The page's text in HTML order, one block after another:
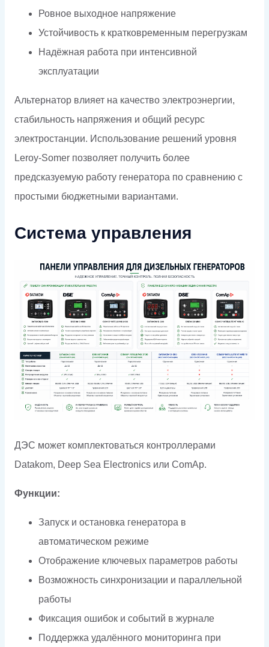
Ровное выходное напряжение
Устойчивость к кратковременным перегрузкам
Надёжная работа при интенсивной
эксплуатации
Альтернатор влияет на качество электроэнергии,
стабильность напряжения и общий ресурс
электростанции. Использование решений уровня
Leroy-Somer позволяет получить более
предсказуемую работу генератора по сравнению с
простыми бюджетными вариантами.
Система управления
ДЭС может комплектоваться контроллерами
Datakom, Deep Sea Electronics или ComAp.
Функции:
Запуск и остановка генератора в
автоматическом режиме
Отображение ключевых параметров работы
Возможность синхронизации и параллельной
работы
Фиксация ошибок и событий в журнале
Поддержка удалённого мониторинга при